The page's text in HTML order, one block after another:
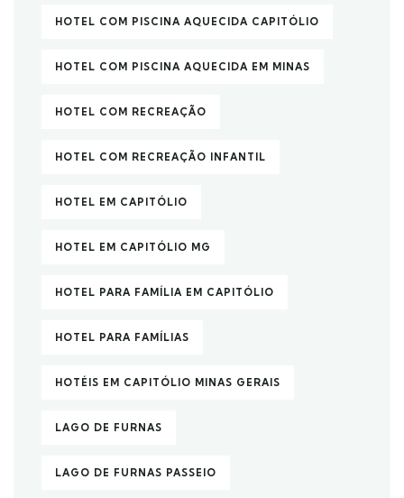
HOTEL COM PISCINA AQUECIDA CAPITÓLIO
HOTEL COM PISCINA AQUECIDA EM MINAS
HOTEL COM RECREAÇÃO
HOTEL COM RECREAÇÃO INFANTIL
HOTEL EM CAPITÓLIO
HOTEL EM CAPITÓLIO MG
HOTEL PARA FAMÍLIA EM CAPITÓLIO
HOTEL PARA FAMÍLIAS
HOTÉIS EM CAPITÓLIO MINAS GERAIS
LAGO DE FURNAS
LAGO DE FURNAS PASSEIO